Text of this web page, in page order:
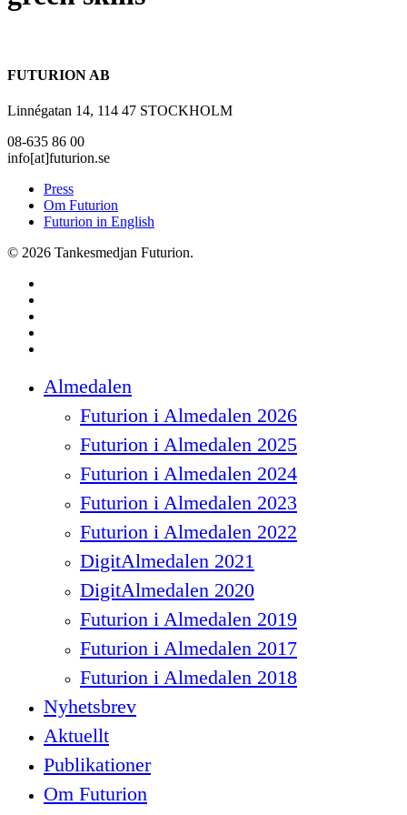
FUTURION AB
Linnégatan 14, 114 47 STOCKHOLM
08-635 86 00
info[at]futurion.se
Press
Om Futurion
Futurion in English
© 2026 Tankesmedjan Futurion.
Menu
Almedalen
Futurion i Almedalen 2026
Futurion i Almedalen 2025
Futurion i Almedalen 2024
Futurion i Almedalen 2023
Futurion i Almedalen 2022
DigitAlmedalen 2021
DigitAlmedalen 2020
Futurion i Almedalen 2019
Futurion i Almedalen 2017
Futurion i Almedalen 2018
Nyhetsbrev
Aktuellt
Publikationer
Om Futurion